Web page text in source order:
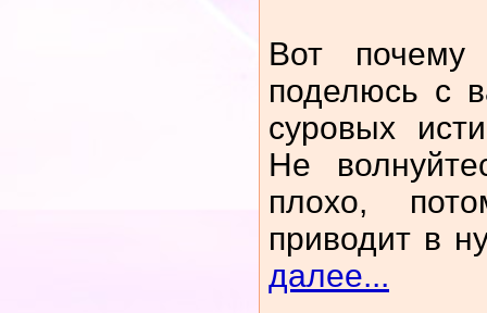
Вот
поделюсь с
суровых
Не
плохо,
приводит в
далее...